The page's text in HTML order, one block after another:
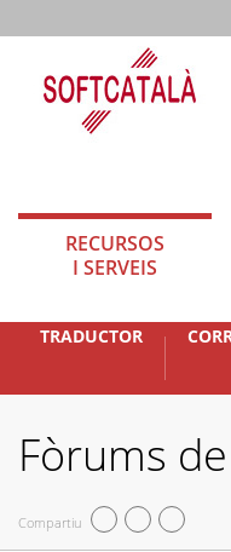
RECURSOS
I SERVEIS
TRADUCTOR
Fòrums
Compartiu